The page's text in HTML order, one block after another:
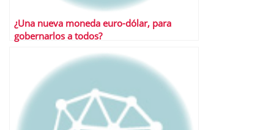
¿Una nueva moneda euro-dólar, para
gobernarlos a todos?